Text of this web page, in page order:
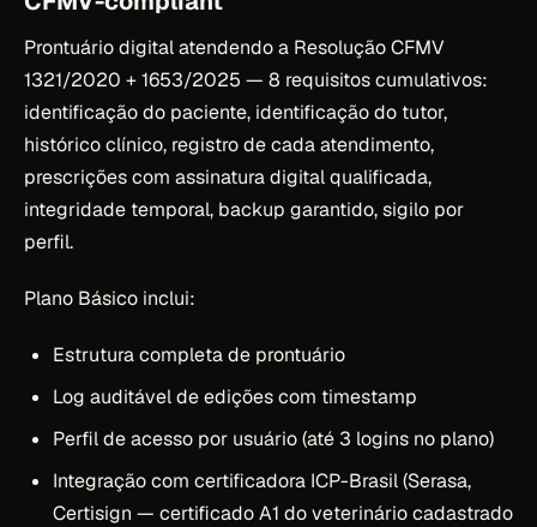
Prontuário digital atendendo a Resolução CFMV
1321/2020 + 1653/2025 — 8 requisitos cumulativos:
identificação do paciente, identificação do tutor,
histórico clínico, registro de cada atendimento,
prescrições com assinatura digital qualificada,
integridade temporal, backup garantido, sigilo por
perfil.
Plano Básico inclui:
Estrutura completa de prontuário
Log auditável de edições com timestamp
Perfil de acesso por usuário (até 3 logins no plano)
Integração com certificadora ICP-Brasil (Serasa,
Certisign — certificado A1 do veterinário cadastrado